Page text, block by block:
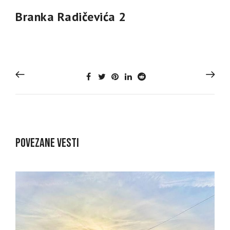
Branka Radičevića 2
POVEZANE VESTI